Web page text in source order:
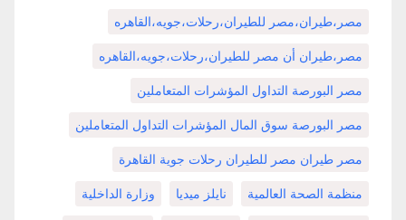
مصر،طيران،مصر للطيران،رحلات،جويه،القاهره
مصر،طيران أن مصر للطيران،رحلات،جويه،القاهره
مصر البورصة التداول المؤشرات المتعاملين
مصر البورصة سوق المال المؤشرات التداول المتعاملين
مصر طيران مصر للطيران رحلات جوية القاهرة
منظمة الصحة العالمية نايلز ميديا وزارة الداخلية